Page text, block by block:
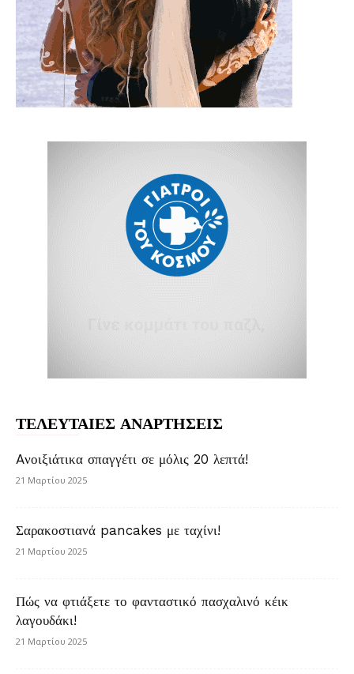
ΤΕΛΕΥΤΑΙΕΣ ΑΝΑΡΤΗΣΕΙΣ
Aνοιξιάτικα σπαγγέτι σε μόλις 20 λεπτά!
21 Μαρτίου 2025
Σαρακοστιανά pancakes με ταχίνι!
21 Μαρτίου 2025
Πώς να φτιάξετε το φανταστικό πασχαλινό κέικ
λαγουδάκι!
21 Μαρτίου 2025